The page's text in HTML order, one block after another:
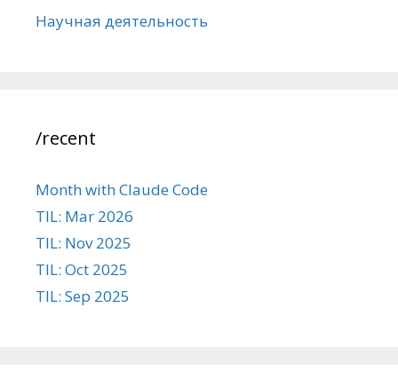
Научная деятельность
/recent
Month with Claude Code
TIL: Mar 2026
TIL: Nov 2025
TIL: Oct 2025
TIL: Sep 2025